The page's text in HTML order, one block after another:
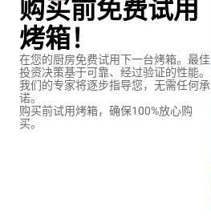
购买前免费试用
烤箱！
在您的厨房免费试用下一台烤箱。最佳
投资决策基于可靠、经过验证的性能。
我们的专家将逐步指导您，无需任何承
诺。
购买前试用烤箱，确保100%放心购
买。